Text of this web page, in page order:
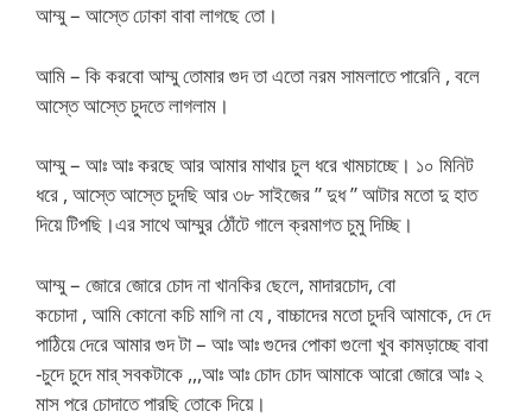
আম্মু – আস্তে ঢোকা বাবা লাগছে তো।
আমি – কি করবো আম্মু তোমার গুদ তা এতো নরম সামলাতে পারেনি , বলে
আস্তে আস্তে চুদতে লাগলাম।
আম্মু – আঃ আঃ করছে আর আমার মাথার চুল ধরে খামচাচ্ছে। ১০ মিনিট
ধরে , আস্তে আস্তে চুদছি আর ৩৮ সাইজের ” দুধ ” আটার মতো দু হাত
দিয়ে টিপছি।এর সাথে আম্মুর ঠোঁটে গালে ক্রমাগত চুমু দিচ্ছি।
আম্মু – জোরে জোরে চোদ না খানকির ছেলে, মাদারচোদ, বো
কচোদা , আমি কোনো কচি মাগি না যে , বাচ্চাদের মতো চুদবি আমাকে, দে দে
পাঠিয়ে দেরে আমার গুদ টা – আঃ আঃ গুদের পোকা গুলো খুব কামড়াচ্ছে বাবা
-চুদে চুদে মার্ সবকটাকে ,,,আঃ আঃ চোদ চোদ আমাকে আরো জোরে আঃ ২
মাস পরে চোদাতে পারছি তোকে দিয়ে।